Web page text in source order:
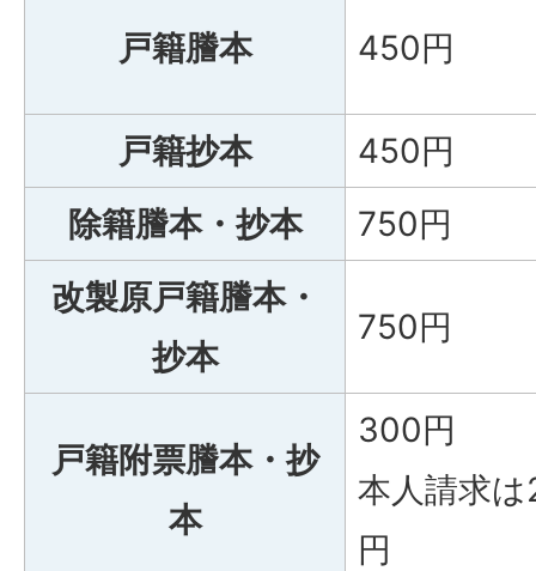
戸籍謄本 450円
戸籍抄本
450円
除籍謄本・抄本
750円
改製原戸籍謄本・
抄本
750円
戸籍附票謄本・抄
本
300円
本人請求
円